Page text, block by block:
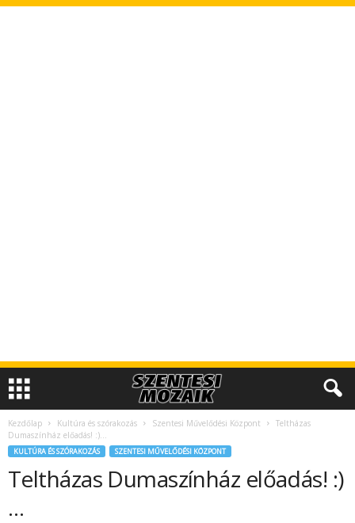
Kezdőlap Kultúra és szórakozás Szentesi Művelődési Központ
Teltházas
Dumaszínház előadás! :)…
KULTÚRA ÉS SZÓRAKOZÁS SZENTESI MŰVELŐDÉSI KÖZPONT
Teltházas Dumaszínház előadás! :)
…